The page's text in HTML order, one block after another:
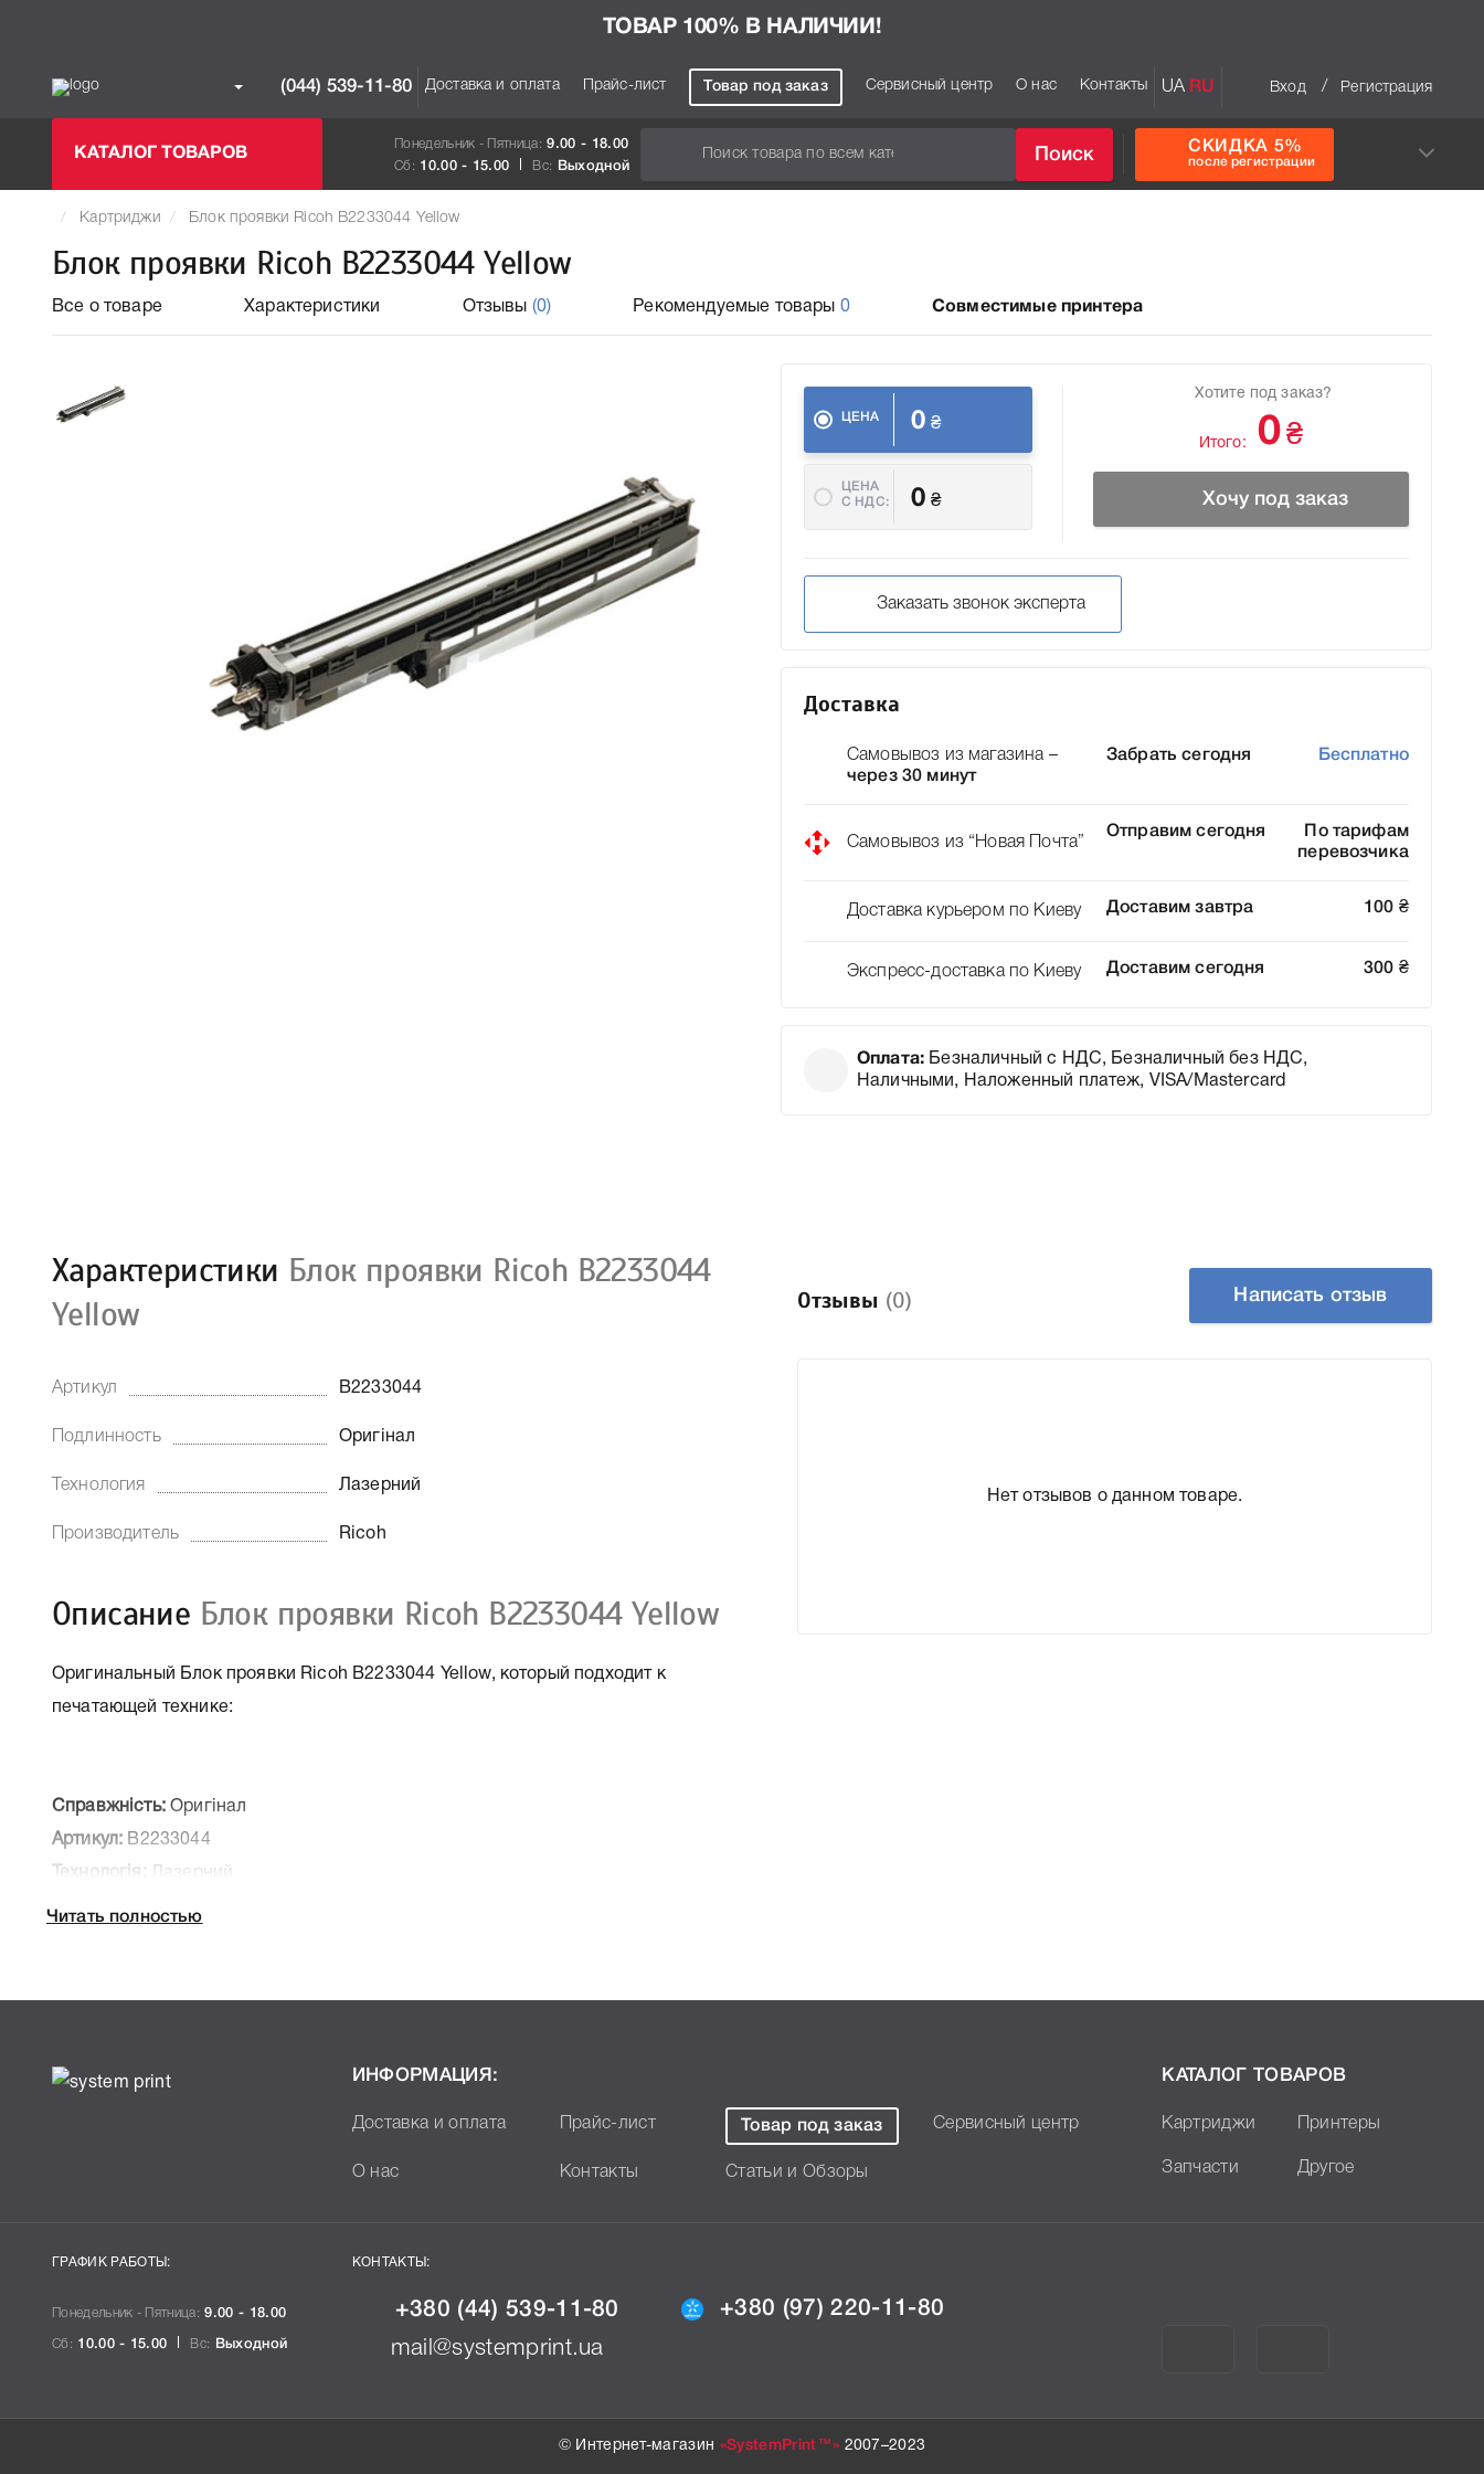
ТОВАР 100% В НАЛИЧИИ!
(044) 539-11-80 Доставка и оплата Прайс-лист Товар под заказ Сервисный центр О нас Контакты UA RU Вход / Регистрация
КАТАЛОГ ТОВАРОВ
Понедельник - Пятница: 9.00 - 18.00
Сб: 10.00 - 15.00 Вс: Выходной
Поиск СКИДКА 5%
после регистрации
Картриджи Блок проявки Ricoh B2233044 Yellow
Блок проявки Ricoh B2233044 Yellow
Все о товаре Характеристики Отзывы (0) Рекомендуемые товары 0 Совместимые принтера
ЦЕНА 0 ₴
ЦЕНА
C НДС:
0 ₴
Хотите под заказ?
Итого: 0 ₴
Хочу под заказ
Заказать звонок эксперта
Доставка
Самовывоз из магазина –
через 30 минут
Забрать сегодня Бесплатно
Самовывоз из “Новая Почта”
Отправим сегодня
По тарифам
перевозчика
Доставка курьером по Киеву Доставим завтра 100 ₴
Экспресс-доставка по Киеву Доставим сегодня 300 ₴
Оплата: Безналичный с НДС, Безналичный без НДС,
Наличными, Наложенный платеж, VISA/Mastercard
Характеристики Блок проявки Ricoh B2233044
Yellow
Артикул B2233044
Подлинность Оригінал
Технология Лазерний
Производитель Ricoh
Описание Блок проявки Ricoh B2233044 Yellow
Оригинальный Блок проявки Ricoh B2233044 Yellow, который подходит к
печатающей технике:
Справжність:Оригінал
Артикул: B2233044
Технологія: Лазерний
Производитель:
Читать полностью
Отзывы (0) Написать отзыв
Нет отзывов о данном товаре.
ИНФОРМАЦИЯ:
Доставка и оплата Прайс-лист Товар под заказ Сервисный центр
О нас Контакты Статьи и Обзоры
КАТАЛОГ ТОВАРОВ
Картриджи Принтеры
Запчасти Другое
ГРАФИК РАБОТЫ:
Понедельник - Пятница: 9.00 - 18.00
Сб: 10.00 - 15.00 Вс: Выходной
КОНТАКТЫ:
+380 (44) 539-11-80
+380 (97) 220-11-80
mail@systemprint.ua
© Интернет-магазин «SystemPrint™» 2007–2023